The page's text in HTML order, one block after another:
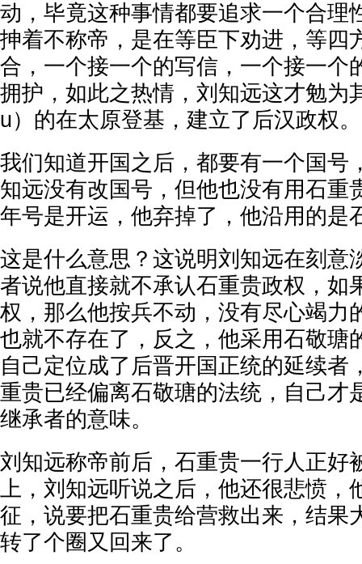
动，毕竟这种事情都要追求一个合理
抻着不称帝，是在等臣下劝进，等四
合，一个接一个的写信，一个接一个
拥护，如此之热情，刘知远这才勉为
u）的在太原登基，建立了后汉政权。
我们知道开国之后，都要有一个国号
知远没有改国号，但他也没有用石重
年号是开运，他弃掉了，他沿用的是
这是什么意思？这说明刘知远在刻意
者说他直接就不承认石重贵政权，如
权，那么他按兵不动，没有尽心竭力
也就不存在了，反之，他采用石敬瑭
自己定位成了后晋开国正统的延续者
重贵已经偏离石敬瑭的法统，自己才
继承者的意味。
刘知远称帝前后，石重贵一行人正好
上，刘知远听说之后，他还很悲愤，
征，说要把石重贵给营救出来，结果
转了个圈又回来了。